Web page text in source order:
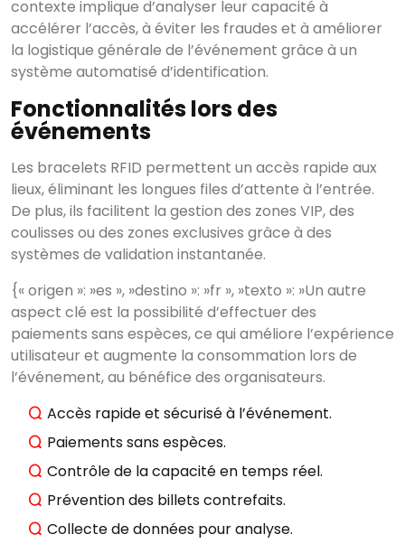
contexte implique d’analyser leur capacité à
accélérer l’accès, à éviter les fraudes et à améliorer
la logistique générale de l’événement grâce à un
système automatisé d’identification.
Fonctionnalités lors des
événements
Les bracelets RFID permettent un accès rapide aux
lieux, éliminant les longues files d’attente à l’entrée.
De plus, ils facilitent la gestion des zones VIP, des
coulisses ou des zones exclusives grâce à des
systèmes de validation instantanée.
{« origen »: »es », »destino »: »fr », »texto »: »Un autre
aspect clé est la possibilité d’effectuer des
paiements sans espèces, ce qui améliore l’expérience
utilisateur et augmente la consommation lors de
l’événement, au bénéfice des organisateurs.
Accès rapide et sécurisé à l’événement.
Paiements sans espèces.
Contrôle de la capacité en temps réel.
Prévention des billets contrefaits.
Collecte de données pour analyse.